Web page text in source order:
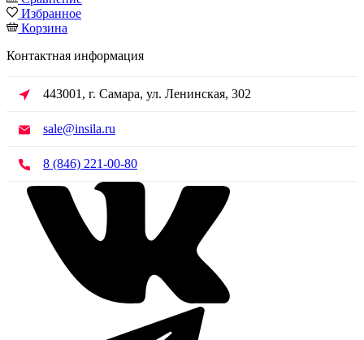
Избранное
Корзина
Контактная информация
443001, г. Самара, ул. Ленинская, 302
sale@insila.ru
8 (846) 221-00-80